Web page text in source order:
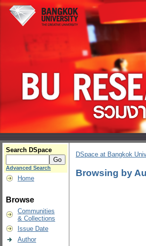
Search DSpace
Advanced Search
Home
Browse
Communities
& Collections
Issue Date
Author
DSpace at Bangkok
Browsing by